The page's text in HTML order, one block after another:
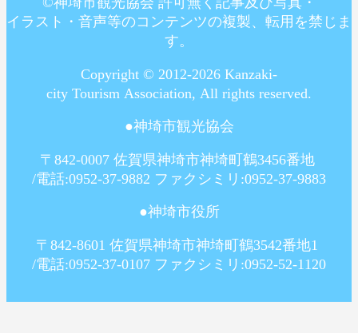
イラスト・音声等のコンテンツの複製、転用を禁じま
す。
Copyright © 2012-2026 Kanzaki-
city Tourism Association, All rights reserved.
●神埼市観光協会
〒842-0007 佐賀県神埼市神埼町鶴3456番地
/電話:0952-37-9882 ファクシミリ:0952-37-9883
●神埼市役所
〒842-8601 佐賀県神埼市神埼町鶴3542番地1
/電話:0952-37-0107 ファクシミリ:0952-52-1120